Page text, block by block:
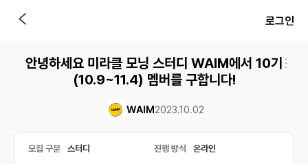
로그인
안녕하세요 미라클 모닝 스터디 WAIM에서 10기
(10.9~11.4) 멤버를 구합니다!
WAIM2023.10.02
모집 구분 스터디 진행 방식 온라인